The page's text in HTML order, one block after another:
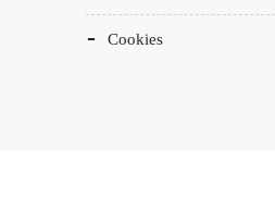
Cookies